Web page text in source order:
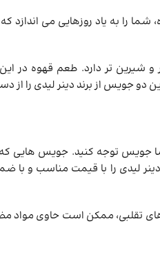
را به یاد روزهایی می ‌اندازد
و شیرین ‌تر دارد. طعم قهوه در
دو جویس از برند دینر لیدی را از
جویس توجه کنید. جویس‌ هایی که
لیدی را با قیمت مناسب و با
تقلبی، ممکن است حاوی مواد